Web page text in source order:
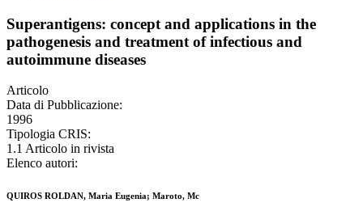
Superantigens: concept and applications in the
pathogenesis and treatment of infectious and
autoimmune diseases
Articolo
Data di Pubblicazione:
1996
Tipologia CRIS:
1.1 Articolo in rivista
Elenco autori:
QUIROS ROLDAN, Maria Eugenia; Maroto, Mc